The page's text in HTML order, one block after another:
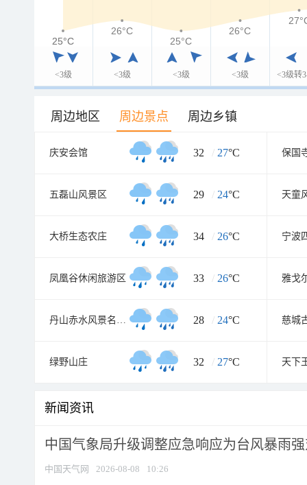
<3级 <3级 <3级 <3级 <3级转
25°C
25°C
26°C
25°C
26°C
周边地区 周边景点 周边乡镇
庆安会馆 32 / 27°C 保国
五磊山风景区 29 / 24°C 天童
大桥生态农庄 34 / 26°C
凤凰谷休闲旅游区 33 / 26°C
丹山赤水风景名胜区 28 / 24°C 慈城
绿野山庄 32 / 27°C 天下
新闻资讯
中国气象局升级调整应急响应为台风暴雨
中国天气网 2026-08-08 10:26